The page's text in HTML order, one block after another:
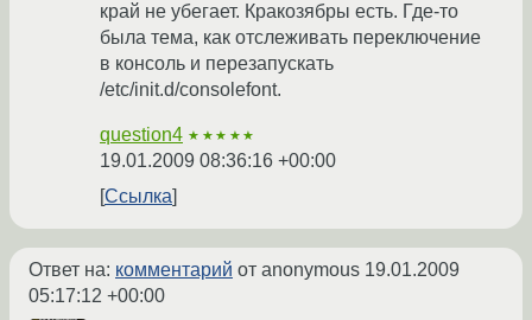
край не убегает. Кракозябры есть. Где-то
была тема, как отслеживать переключение
в консоль и перезапускать
/etc/init.d/consolefont.
question4 ★★★★★
19.01.2009 08:36:16 +00:00
Ссылка
Ответ на: комментарий от anonymous 19.01.2009
05:17:12 +00:00